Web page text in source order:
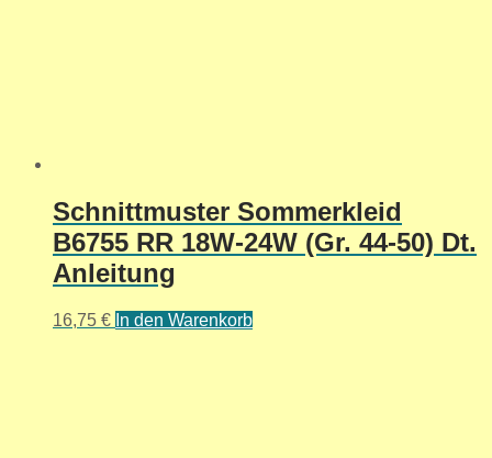
Schnittmuster Sommerkleid
B6755 RR 18W-24W (Gr. 44-50) Dt.
Anleitung
16,75 € In den Warenkorb